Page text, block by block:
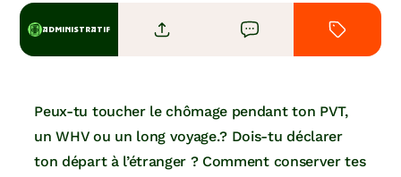
ADMINISTRATIF
Peux-tu toucher le chômage pendant ton PVT,
un WHV ou un long voyage.? Dois-tu déclarer
ton départ à l’étranger ? Comment conserver tes